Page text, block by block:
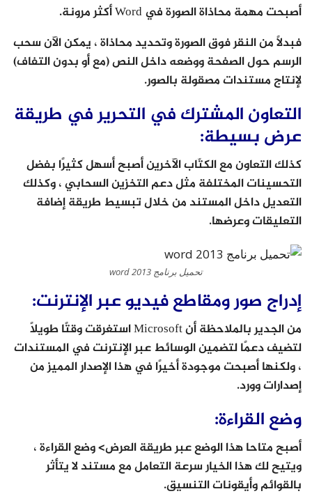
أصبحت مهمة محاذاة الصورة في Word أكثر مرونة.
فبدلاً من النقر فوق الصورة وتحديد محاذاة ، يمكن الآن سحب
الرسم حول الصفحة ووضعه داخل النص (مع أو بدون التفاف)
لإنتاج مستندات مصقولة بالصور.
التعاون المشترك في التحرير في طريقة
عرض بسيطة:
كذلك التعاون مع الكتّاب الآخرين أصبح أسهل كثيرًا بفضل
التحسينات المختلفة مثل دعم التخزين السحابي ، وكذلك
التعديل داخل المستند من خلال تبسيط طريقة إضافة
التعليقات وعرضها.
تحميل برنامج word 2013
إدراج صور ومقاطع فيديو عبر الإنترنت:
من الجدير بالملاحظة أن Microsoft استغرقت وقتًا طويلاً
لتضيف دعمًا لتضمين الوسائط عبر الإنترنت في المستندات
، ولكنها أصبحت موجودة أخيرًا في هذا الإصدار المميز من
إصدارات وورد.
وضع القراءة:
أصبح متاحا هذا الوضع عبر طريقة العرض> وضع القراءة ،
ويتيح لك هذا الخيار سرعة التعامل مع مستند لا يتأثر
بالقوائم وأيقونات التنسيق.